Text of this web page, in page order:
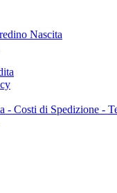
Nascita
- Costi di Spedizione -